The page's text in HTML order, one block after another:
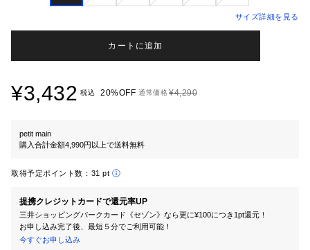
サイズ詳細を見る
カートに追加
¥3,432 税込 20%OFF 通常価格¥4,290
petit main
購入合計金額4,990円以上で送料無料
取得予定ポイント数： 31 pt
提携クレジットカードで還元率UP
三井ショッピングパークカード《セゾン》なら更に¥100につき1pt還元！
お申し込み完了後、最短５分でご利用可能！
今すぐお申し込み